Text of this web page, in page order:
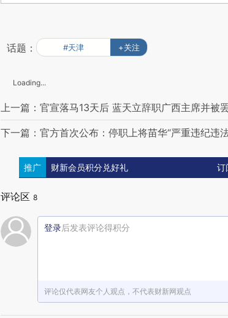
话题： #天津 +关注
Loading...
上一篇：官宣落马13天后 蓝天立辞职广西主席并被
下一篇：官方首次公布：停职上将苗华“严重违纪违
推广 财新会员积分兑好礼 订
评论区 8
登录后发表评论得积分
评论仅代表网友个人观点，不代表财新网观点